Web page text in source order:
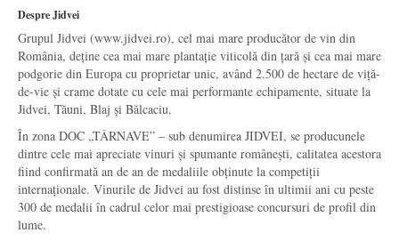
Despre Jidvei
Grupul Jidvei (www.jidvei.ro), cel mai mare producător de vin din
România, deține cea mai mare plantație viticolă din țară și cea mai mare
podgorie din Europa cu proprietar unic, având 2.500 de hectare de viță-
de-vie și crame dotate cu cele mai performante echipamente, situate la
Jidvei, Tăuni, Blaj și Bălcaciu.
În zona DOC „TÂRNAVE” – sub denumirea JIDVEI, se producunele
dintre cele mai apreciate vinuri și spumante românești, calitatea acestora
fiind confirmată an de an de medaliile obținute la competiții
internaționale. Vinurile de Jidvei au fost distinse în ultimii ani cu peste
300 de medalii în cadrul celor mai prestigioase concursuri de profil din
lume.